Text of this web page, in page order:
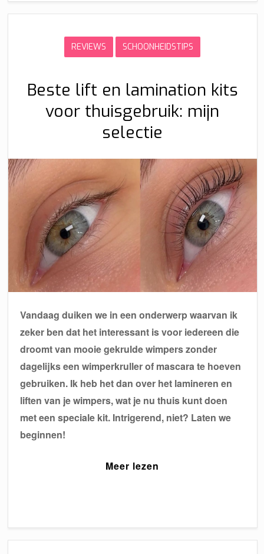
REVIEWS SCHOONHEIDSTIPS
Beste lift en lamination kits
voor thuisgebruik: mijn
selectie
Vandaag duiken we in een onderwerp waarvan ik
zeker ben dat het interessant is voor iedereen die
droomt van mooie gekrulde wimpers zonder
dagelijks een wimperkruller of mascara te hoeven
gebruiken. Ik heb het dan over het lamineren en
liften van je wimpers, wat je nu thuis kunt doen
met een speciale kit. Intrigerend, niet? Laten we
beginnen!
Meer lezen